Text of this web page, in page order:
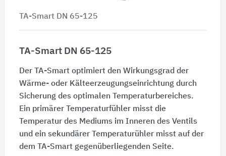
TA-Smart DN 65-125
TA-Smart DN 65-125
Der TA-Smart optimiert den Wirkungsgrad der
Wärme- oder Kälteerzeugungseinrichtung durch
Sicherung des optimalen Temperaturbereiches.
Ein primärer Temperaturfühler misst die
Temperatur des Mediums im Inneren des Ventils
und ein sekundärer Temperaturühler misst auf der
dem TA-Smart gegenüberliegenden Seite.